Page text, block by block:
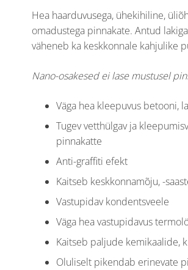
Hea haarduvusega, ühekihiline,
omadustega pinnakate. Antud
väheneb ka keskkonnale kahjulike
Nano-osakesed ei lase mustusel
Väga hea kleepuvus betooni,
Tugev vetthülgav ja
pinnakatte
Anti-graffiti efekt
Kaitseb keskkonnamõju, -
Vastupidav kondentsveele
Väga hea vastupidavus
Kaitseb paljude kemikaalide,
Oluliselt pikendab erinevate